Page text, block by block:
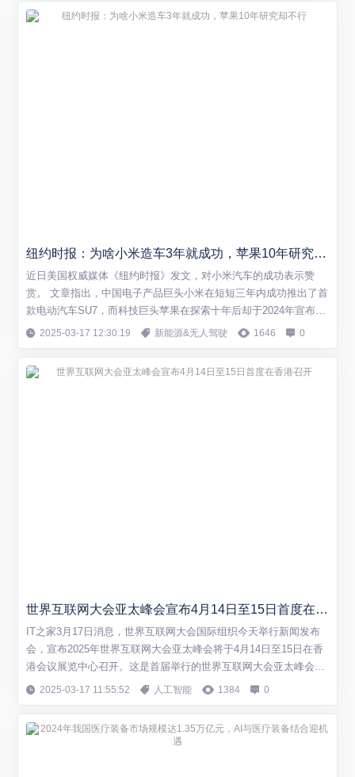
的大部分，达到8895亿元，同比增长3%。 中国移动首席执...
纽约时报：为啥小米造车3年就成功，苹果10年研究却不行
近日美国权威媒体《纽约时报》发文，对小米汽车的成功表示赞
赏。 文章指出，中国电子产品巨头小米在短短三年内成功推出了首
款电动汽车SU7，而科技巨头苹果在探索十年后却于2024年宣布放
弃造车计划。 让美国媒体破防的是，小米SU7从研发到上市仅用了
三年时间，这一速度在汽车行业中堪称惊人。根据市场数据，SU7
在2024年上市后订单量持续攀升，成为中国电动汽车市场的一匹黑
马。 反观苹果，用了10...
2025-03-17 12:30:19 新能源&无人驾驶 1646 0
世界互联网大会亚太峰会宣布4月14日至15日首度在香港召开
IT之家3月17日消息，世界互联网大会国际组织今天举行新闻发布
会，宣布2025年世界互联网大会亚太峰会将于4月14日至15日在香
港会议展览中心召开。这是首届举行的世界互联网大会亚太峰会，
由世界互联网大会主办、香港特别行政区政府承办、香港创新科技
来自全球的政企学研各...
2025-03-17 11:55:52 人工智能 1384 0